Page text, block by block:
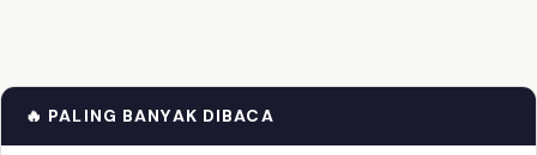
🔥 PALING BANYAK DIBACA